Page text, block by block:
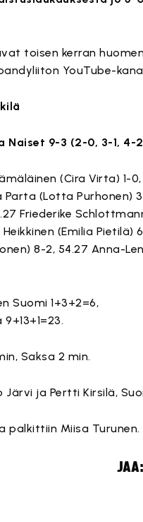
toisen kerran
YouTube-
Naiset 9-3 (2-0, 3-1, 4-
(Cira Virta) 1-
Parta (Lotta
Friederike
(Emilia
8-2, 54.27 Anna-
Suomi 1+3+2=6,
Saksa 2 min.
ja Pertti Kirsilä,
palkittiin Miisa Turunen.
JAA: